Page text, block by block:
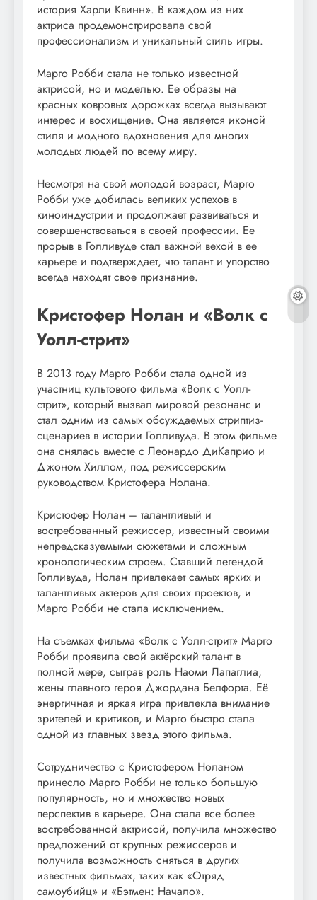
история Харли Квинн». В каждом из них
актриса продемонстрировала свой
профессионализм и уникальный стиль игры.
Марго Робби стала не только известной
актрисой, но и моделью. Ее образы на
красных ковровых дорожках всегда вызывают
интерес и восхищение. Она является иконой
стиля и модного вдохновения для многих
молодых людей по всему миру.
Несмотря на свой молодой возраст, Марго
Робби уже добилась великих успехов в
киноиндустрии и продолжает развиваться и
совершенствоваться в своей профессии. Ее
прорыв в Голливуде стал важной вехой в ее
карьере и подтверждает, что талант и упорство
всегда находят свое признание.
Кристофер Нолан и «Волк с
Уолл-стрит»
В 2013 году Марго Робби стала одной из
участниц культового фильма «Волк с Уолл-
стрит», который вызвал мировой резонанс и
стал одним из самых обсуждаемых стриптиз-
сценариев в истории Голливуда. В этом фильме
она снялась вместе с Леонардо ДиКаприо и
Джоном Хиллом, под режиссерским
руководством Кристофера Нолана.
Кристофер Нолан – талантливый и
востребованный режиссер, известный своими
непредсказуемыми сюжетами и сложным
хронологическим строем. Ставший легендой
Голливуда, Нолан привлекает самых ярких и
талантливых актеров для своих проектов, и
Марго Робби не стала исключением.
На съемках фильма «Волк с Уолл-стрит» Марго
Робби проявила свой актёрский талант в
полной мере, сыграв роль Наоми Лапаглиа,
жены главного героя Джордана Белфорта. Её
энергичная и яркая игра привлекла внимание
зрителей и критиков, и Марго быстро стала
одной из главных звезд этого фильма.
Сотрудничество с Кристофером Ноланом
принесло Марго Робби не только большую
популярность, но и множество новых
перспектив в карьере. Она стала все более
востребованной актрисой, получила множество
предложений от крупных режиссеров и
получила возможность сняться в других
известных фильмах, таких как «Отряд
самоубийц» и «Бэтмен: Начало».